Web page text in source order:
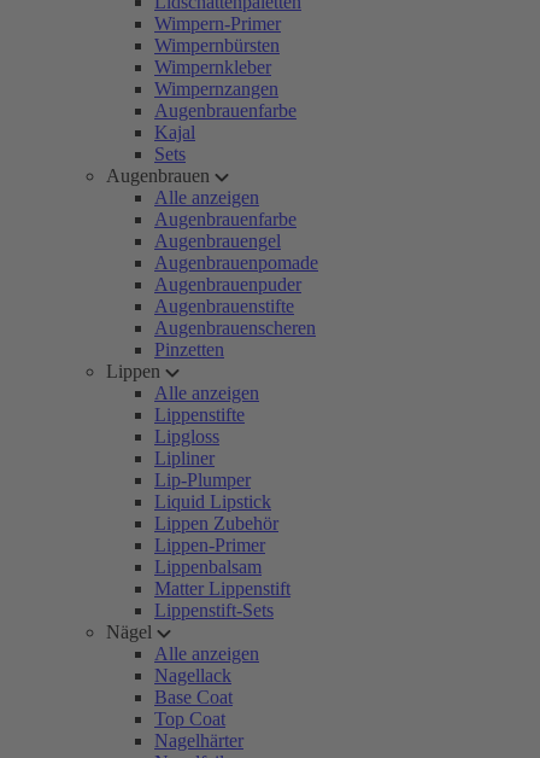
Wimpern-Primer
Wimpernbürsten
Wimpernkleber
Wimpernzangen
Augenbrauenfarbe
Kajal
Sets
Augenbrauen
Alle anzeigen
Augenbrauenfarbe
Augenbrauengel
Augenbrauenpomade
Augenbrauenpuder
Augenbrauenstifte
Augenbrauenscheren
Pinzetten
Lippen
Alle anzeigen
Lippenstifte
Lipgloss
Lipliner
Lip-Plumper
Liquid Lipstick
Lippen Zubehör
Lippen-Primer
Lippenbalsam
Matter Lippenstift
Lippenstift-Sets
Nägel
Alle anzeigen
Nagellack
Base Coat
Top Coat
Nagelhärter